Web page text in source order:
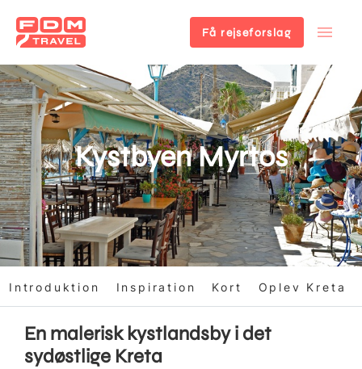
Gå
til
hovedindhold
Få rejseforslag
Kystbyen Myrtos
Introduktion Inspiration Kort Oplev Kreta
En malerisk kystlandsby i det
sydøstlige Kreta